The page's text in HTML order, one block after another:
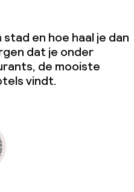
en hoe haal je dan
dat je onder
de mooiste
vindt.